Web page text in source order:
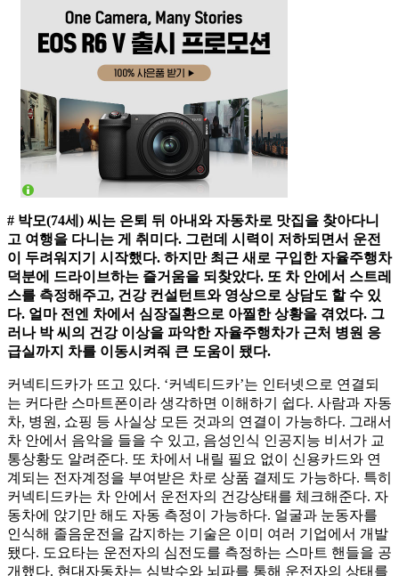
# 박모(74세) 씨는 은퇴 뒤 아내와 자동차로 맛집을 찾아다니
고 여행을 다니는 게 취미다. 그런데 시력이 저하되면서 운전
이 두려워지기 시작했다. 하지만 최근 새로 구입한 자율주행차
덕분에 드라이브하는 즐거움을 되찾았다. 또 차 안에서 스트레
스를 측정해주고, 건강 컨설턴트와 영상으로 상담도 할 수 있
다. 얼마 전엔 차에서 심장질환으로 아찔한 상황을 겪었다. 그
러나 박 씨의 건강 이상을 파악한 자율주행차가 근처 병원 응
급실까지 차를 이동시켜줘 큰 도움이 됐다.
커넥티드카가 뜨고 있다. ‘커넥티드카’는 인터넷으로 연결되
는 커다란 스마트폰이라 생각하면 이해하기 쉽다. 사람과 자동
차, 병원, 쇼핑 등 사실상 모든 것과의 연결이 가능하다. 그래서
차 안에서 음악을 들을 수 있고, 음성인식 인공지능 비서가 교
통상황도 알려준다. 또 차에서 내릴 필요 없이 신용카드와 연
계되는 전자계정을 부여받은 차로 상품 결제도 가능하다. 특히
커넥티드카는 차 안에서 운전자의 건강상태를 체크해준다. 자
동차에 앉기만 해도 자동 측정이 가능하다. 얼굴과 눈동자를
인식해 졸음운전을 감지하는 기술은 이미 여러 기업에서 개발
됐다. 도요타는 운전자의 심전도를 측정하는 스마트 핸들을 공
개했다. 현대자동차는 심박수와 뇌파를 통해 운전자의 상태를